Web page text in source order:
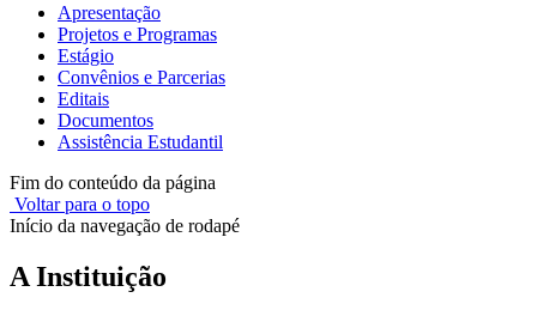
Apresentação
Projetos e Programas
Estágio
Convênios e Parcerias
Editais
Documentos
Assistência Estudantil
Fim do conteúdo da página
Voltar para o topo
Início da navegação de rodapé
A Instituição